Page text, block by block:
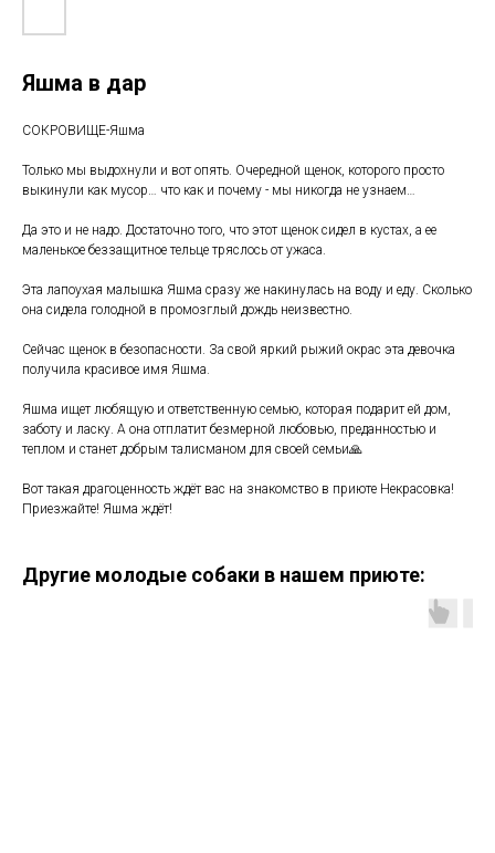
Яшма в дар
СОКРОВИЩЕ-Яшма
Только мы выдохнули и вот опять. Очередной щенок, которого просто
выкинули как мусор… что как и почему - мы никогда не узнаем…
Да это и не надо. Достаточно того, что этот щенок сидел в кустах, а ее
маленькое беззащитное тельце тряслось от ужаса.
Эта лапоухая малышка Яшма сразу же накинулась на воду и еду. Сколько
она сидела голодной в промозглый дождь неизвестно.
Сейчас щенок в безопасности. За свой яркий рыжий окрас эта девочка
получила красивое имя Яшма.
Яшма ищет любящую и ответственную семью, которая подарит ей дом,
заботу и ласку. А она отплатит безмерной любовью, преданностью и
теплом и станет добрым талисманом для своей семьи🙏
Вот такая драгоценность ждёт вас на знакомство в приюте Некрасовка!
Приезжайте! Яшма ждёт!
Другие молодые собаки в нашем приюте: